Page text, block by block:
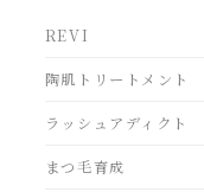
REVI
陶肌トリートメント
ラッシュアディクト
まつ毛育成